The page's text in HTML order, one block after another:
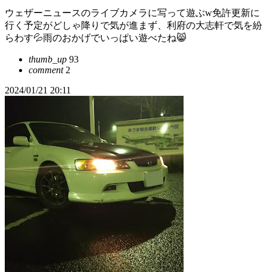
ウェザーニュースのライブカメラに写って遊ぶw免許更新に
行く予定がどしゃ降りで気が進まず、利府の大志軒で気を紛
らわす💦雨のおかげでいっぱい遊べたね😸
thumb_up 93
comment2
2024/01/21 20:11